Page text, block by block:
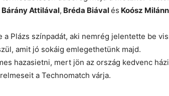
Attilával, Bréda Biávalés Koósz
a Plázs színpadát, aki nemrég jelentette be
amit jó sokáig emlegethetünk majd.
hazasietni, mert jön az ország kedvenc
a Technomatch várja.